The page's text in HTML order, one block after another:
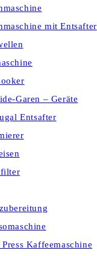
mit Entsafter
Garen – Geräte
Entsafter
Kaffeemaschine